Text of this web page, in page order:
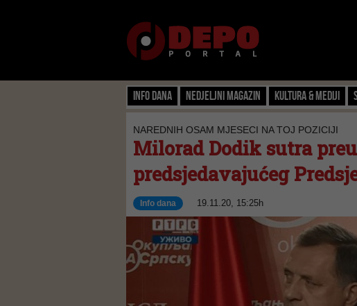
Info dana Nedjeljni magazin Kultura & Mediji
NAREDNIH OSAM MJESECI NA TOJ POZICIJI
Milorad Dodik sutra
predsjedavajućeg
Info dana 19.11.20, 15:25h